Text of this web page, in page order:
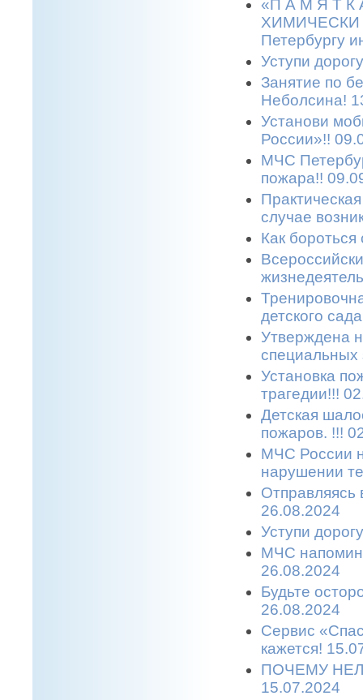
«П А М Я Т
ХИМИЧЕСКИ
Петербургу
Уступи
Занятие по
Неболсина!
Установи
России»!!
МЧС
пожара!!
случае
Как
детского
Утверждена
специальных
Установка
трагедии!!!
Детская
пожаров. !!!
МЧС России
нарушении
Отправляясь
26.08.2024
Уступи
МЧС
26.08.2024
Будьте
26.08.2024
Сервис
кажется!
ПОЧЕМУ
15.07.2024